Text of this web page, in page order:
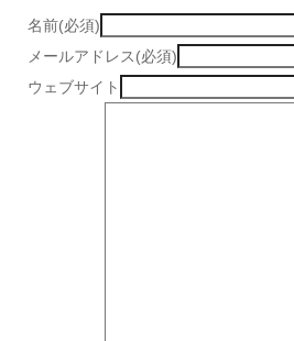
名前(必須)
メールアドレス(必須)
ウェブサイト